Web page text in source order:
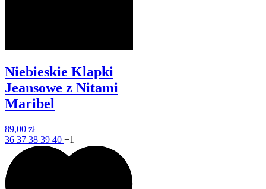
Niebieskie Klapki
Jeansowe z Nitami
Maribel
89,00 zł
36 37 38 39 40 +1